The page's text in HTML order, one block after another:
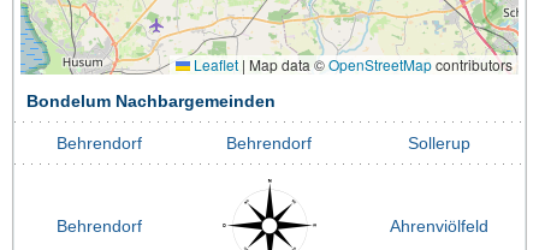
Leaflet | Map data ©OpenStreetMapcontributors
Bondelum Nachbargemeinden
Behrendorf Behrendorf Sollerup
Behrendorf Ahrenviölfeld